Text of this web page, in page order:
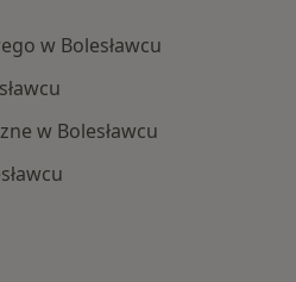
w Bolesławcu
w Bolesławcu